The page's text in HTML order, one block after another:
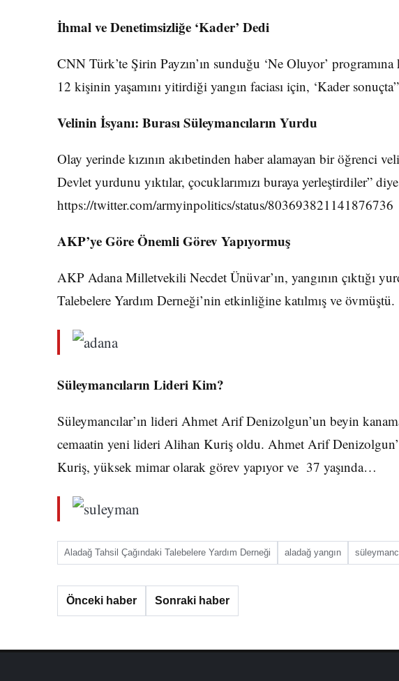
İhmal ve Denetimsizliğe ‘Kader’ Dedi
CNN Türk’te Şirin Payzın’ın sunduğu ‘Ne Oluyor’
12 kişinin yaşamını yitirdiği yangın faciası için, ‘Kader
Velinin İsyanı: Burası Süleymancıların Yurdu
Olay yerinde kızının akıbetinden haber alamayan bir öğrenci
Devlet yurdunu yıktılar, çocuklarımızı buraya yerleştirdiler”
https://twitter.com/armyinpolitics/status/803693821141876736
AKP’ye Göre Önemli Görev Yapıyormuş
AKP Adana Milletvekili Necdet Ünüvar’ın, yangının çıktığı
Talebelere Yardım Derneği’nin etkinliğine katılmış ve övmüştü.
Süleymancıların Lideri Kim?
Süleymancılar’ın lideri Ahmet Arif Denizolgun’un beyin
cemaatin yeni lideri Alihan Kuriş oldu. Ahmet Arif
Kuriş, yüksek mimar olarak görev yapıyor ve 37 yaşında…
Aladağ Tahsil Çağındaki Talebelere Yardım Derneği aladağ yangın
Önceki haber Sonraki haber